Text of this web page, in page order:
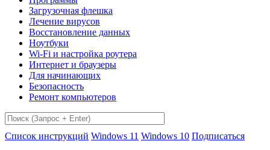
Загрузочная флешка
Лечение вирусов
Восстановление данных
Ноутбуки
Wi-Fi и настройка роутера
Интернет и браузеры
Для начинающих
Безопасность
Ремонт компьютеров
Список инструкций Windows 11 Windows 10 Подписаться